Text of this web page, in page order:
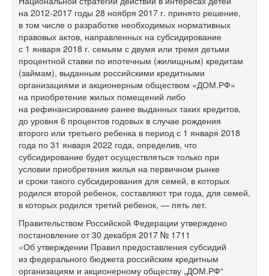
на 2012-2017 годы 28 ноября 2017 г. принято решение,
в том числе о разработке необходимых нормативных
правовых актов, направленных на субсидирование
с 1 января 2018 г. семьям с двумя или тремя детьми
процентной ставки по ипотечным (жилищным) кредитам
(займам), выданным российскими кредитными
организациями и акционерным обществом «ДОМ.РФ»
на приобретение жилых помещений либо
на рефинансирование ранее выданных таких кредитов,
до уровня 6 процентов годовых в случае рождения
второго или третьего ребенка в период с 1 января 2018
года по 31 января 2022 года, определив, что
субсидирование будет осуществляться только при
условии приобретения жилья на первичном рынке
и сроки такого субсидирования для семей, в которых
родился второй ребенок, составляют три года, для семей,
в которых родился третий ребенок, — пять лет.
Правительством Российской Федерации утверждено
постановление от 30 декабря 2017 № 1711
«Об утверждении Правил предоставления субсидий
из федерального бюджета российским кредитным
организациям и акционерному обществу „ДОМ.РФ“